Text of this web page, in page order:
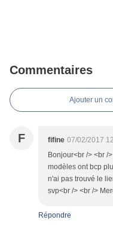
Commentaires
Ajouter un
F fifine 07/02/2017
Bonjour<br /> <br /
modèles ont bcp
n'ai pas trouvé le
svp<br /> <br />
Répondre